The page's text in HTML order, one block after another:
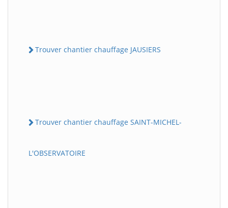
Trouver chantier chauffage JAUSIERS
Trouver chantier chauffage SAINT-MICHEL-
L'OBSERVATOIRE